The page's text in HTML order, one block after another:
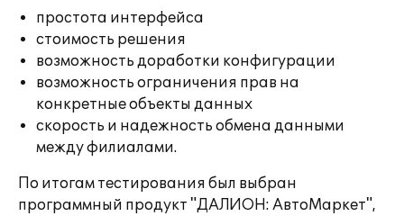
простота интерфейса
стоимость решения
возможность доработки конфигурации
возможность ограничения прав на
конкретные объекты данных
скорость и надежность обмена данными
между филиалами.
По итогам тестирования был выбран
программный продукт "ДАЛИОН: АвтоМаркет",